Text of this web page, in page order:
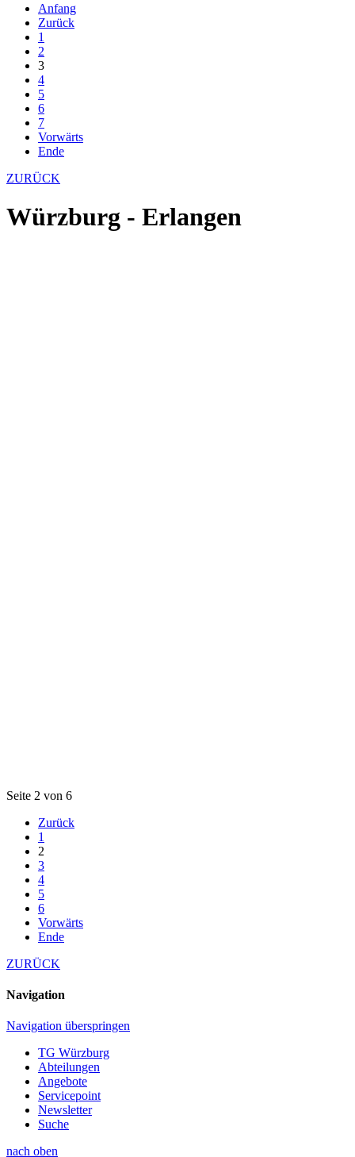
Anfang
Zurück
1
2
3
4
5
6
7
Vorwärts
Ende
ZURÜCK
Würzburg - Erlangen
Seite 2 von 6
Zurück
1
2
3
4
5
6
Vorwärts
Ende
ZURÜCK
Navigation
Navigation überspringen
TG Würzburg
Abteilungen
Angebote
Servicepoint
Newsletter
Suche
nach oben